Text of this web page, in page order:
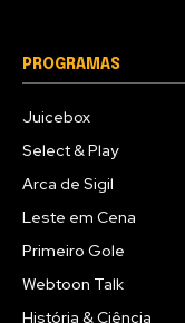
PROGRAMAS
Juicebox
Select & Play
Arca de Sigil
Leste em Cena
Primeiro Gole
Webtoon Talk
História & Ciência